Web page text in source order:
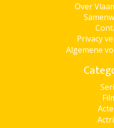
Over
Privacy
Algemene